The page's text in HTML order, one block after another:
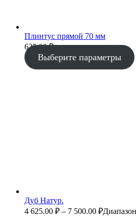
Плинтус прямой 70 мм
635.00₽
Выберите параметры
Дуб Натур.
4 625.00 ₽ – 7 500.00 ₽